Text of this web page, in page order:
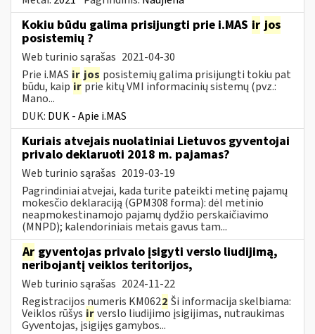
Kokiu būdu galima prisijungti prie i.MAS ir jos
posistemių ?
Web turinio sąrašas 2021-04-30
Prie i.MAS ir jos posistemių galima prisijungti tokiu pat
būdu, kaipirprie kitų VMI informacinių sistemų (pvz.:
Mano...
DUK: DUK - Apie i.MAS
Kuriais atvejais nuolatiniai Lietuvos gyventojai
privalo deklaruoti 2018 m. pajamas?
Web turinio sąrašas 2019-03-19
Pagrindiniai atvejai, kada turite pateikti metinę pajamų
mokesčio deklaraciją (GPM308 forma): dėl metinio
neapmokestinamojo pajamų dydžio perskaičiavimo
(MNPD); kalendoriniais metais gavus tam...
Ar gyventojas privalo įsigyti verslo liudijimą,
neribojantį veiklos teritorijos,
Web turinio sąrašas 2024-11-22
Registracijos numeris KM0622 Ši informacija skelbiama:
Veiklos rūšys irverslo liudijimo įsigijimas, nutraukimas
Gyventojas, įsigijęs gamybos...